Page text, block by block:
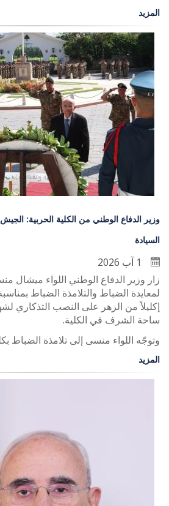
المزيد
وزير الدفاع الوطني من الكلية الحربية:
السيادة
زار وزير الدفاع الوطني اللواء ميشال
لمعايدة الضباط والتلامذة الضباط
إكليلاً من الزهر على النصب التذكاري
ساحة الشرف في الكلية.
وتوجّه اللواء منسى إلى تلامذة الضباط
المزيد